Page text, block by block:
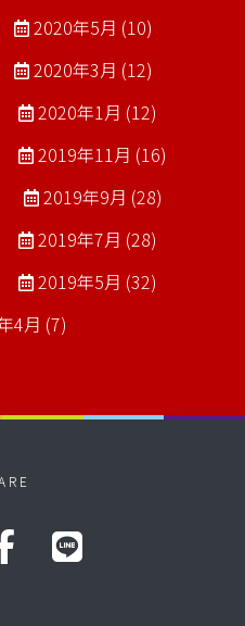
2020年5月 (10)
2020年3月 (12)
2020年1月 (12)
2019年11月 (16)
2019年9月 (28)
2019年7月 (28)
2019年5月 (32)
4月 (7)